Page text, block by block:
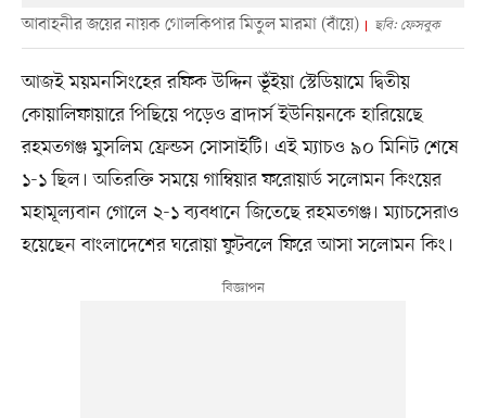
আবাহনীর জয়ের নায়ক গোলকিপার মিতুল মারমা (বাঁয়ে) ছবি: ফেসবুক
আজই ময়মনসিংহের রফিক উদ্দিন ভূঁইয়া স্টেডিয়ামে দ্বিতীয়
কোয়ালিফায়ারে পিছিয়ে পড়েও ব্রাদার্স ইউনিয়নকে হারিয়েছে
রহমতগঞ্জ মুসলিম ফ্রেন্ডস সোসাইটি। এই ম্যাচও ৯০ মিনিট শেষে
১-১ ছিল। অতিরক্তি সময়ে গাম্বিয়ার ফরোয়ার্ড সলোমন কিংয়ের
মহামূল্যবান গোলে ২-১ ব্যবধানে জিতেছে রহমতগঞ্জ। ম্যাচসেরাও
হয়েছেন বাংলাদেশের ঘরোয়া ফুটবলে ফিরে আসা সলোমন কিং।